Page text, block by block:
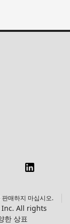
매하지 마십시오.
Inc. All rights
한 상표